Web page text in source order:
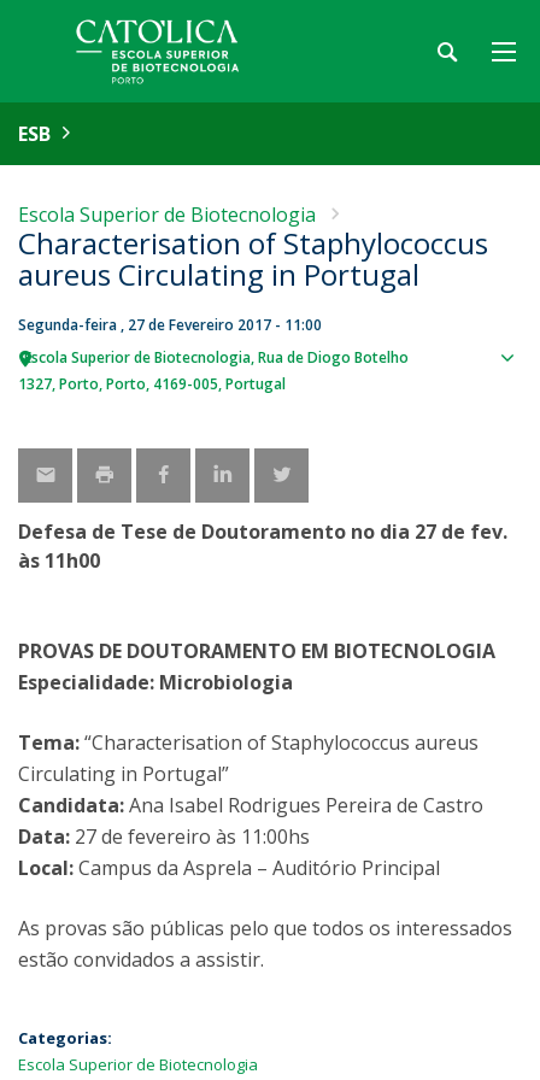
ESB
Escola Superior de Biotecnologia
Characterisation of Staphylococcus
aureus Circulating in Portugal
Segunda-feira , 27 de Fevereiro 2017 - 11:00
Escola Superior de Biotecnologia Rua de Diogo Botelho
1327 Porto Porto 4169-005 Portugal
Defesa de Tese de Doutoramento no dia 27 de fev.
às 11h00
PROVAS DE DOUTORAMENTO EM BIOTECNOLOGIA
Especialidade: Microbiologia
Tema:“Characterisation of Staphylococcus aureus
Circulating in Portugal”
Candidata:Ana Isabel Rodrigues Pereira de Castro
Data: 27 de fevereiro às 11:00hs
Local:Campus da Asprela – Auditório Principal
As provas são públicas pelo que todos os interessados
estão convidados a assistir.
Categorias:
Escola Superior de Biotecnologia